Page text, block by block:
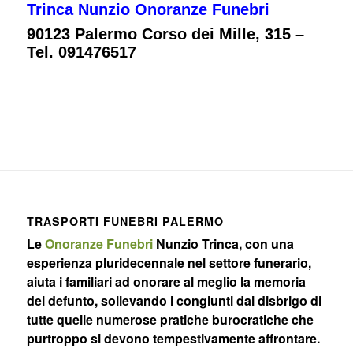
Trinca Nunzio Onoranze Funebri
90123 Palermo Corso dei Mille, 315 –
Tel. 091476517
TRASPORTI FUNEBRI PALERMO
LeOnoranze FunebriNunzio Trinca, con una
esperienza pluridecennale nel settore funerario,
aiuta i familiari ad onorare al meglio la memoria
del defunto, sollevando i congiunti dal disbrigo di
tutte quelle numerose pratiche burocratiche che
purtroppo si devono tempestivamente affrontare.